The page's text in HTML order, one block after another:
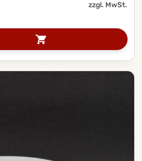
zzgl. MwSt.